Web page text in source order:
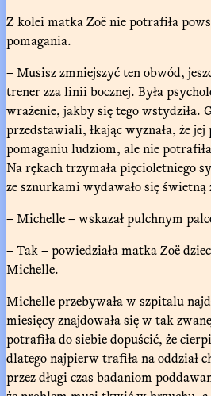
Z kolei matka Zoë nie potrafiła
pomagania.
– Musisz zmniejszyć ten obwód,
trener zza linii bocznej. Była
wrażenie, jakby się tego wstydziła.
przedstawiali, łkając wyznała, że jej
pomaganiu ludziom, ale nie
Na rękach trzymała pięcioletniego
ze sznurkami wydawało się świetną
– Michelle – wskazał pulchnym
– Tak – powiedziała matka Zoë
Michelle.
Michelle przebywała w szpitalu
miesięcy znajdowała się w tak
potrafiła do siebie dopuścić, że
dlatego najpierw trafiła na oddział
przez długi czas badaniom